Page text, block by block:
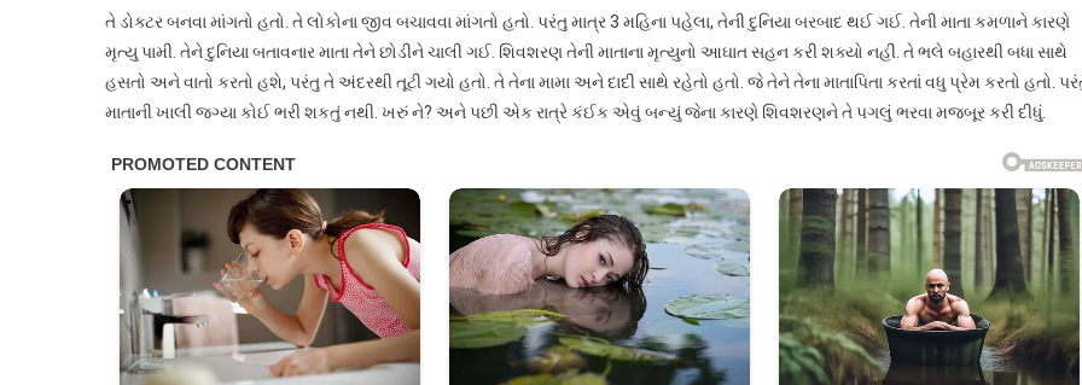
તે ડોક્ટર બનવા માંગતો હતો. તે લોકોના જીવ બચાવવા માંગતો હતો. પરંતુ માત્ર 3 મહિના પહેલા, તેની દુનિયા બરબાદ થઈ ગઈ. તેની માતા કમળાને કારણે
મૃત્યુ પામી. તેને દુનિયા બતાવનાર માતા તેને છોડીને ચાલી ગઈ. શિવશરણ તેની માતાના મૃત્યુનો આઘાત સહન કરી શક્યો નહીં. તે ભલે બહારથી બધા સાથે
હસતો અને વાતો કરતો હશે, પરંતુ તે અંદરથી તૂટી ગયો હતો. તે તેના મામા અને દાદી સાથે રહેતો હતો. જે તેને તેના માતાપિતા કરતાં વધુ પ્રેમ કરતો હતો.
માતાની ખાલી જગ્યા કોઈ ભરી શકતું નથી. ખરું ને? અને પછી એક રાત્રે કંઈક એવું બન્યું જેના કારણે શિવશરણને તે પગલું ભરવા મજબૂર કરી દીધું.